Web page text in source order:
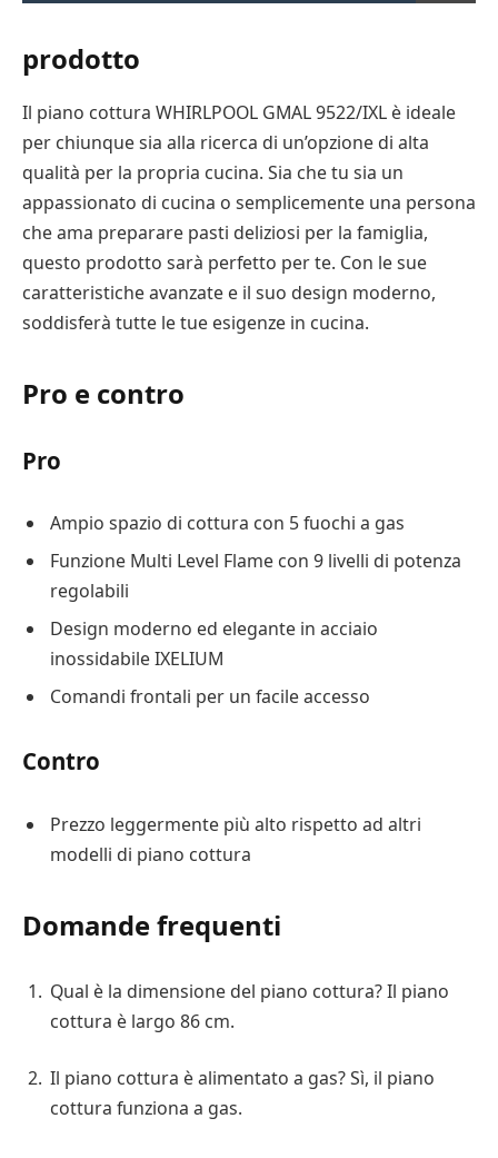
prodotto
Il piano cottura WHIRLPOOL GMAL 9522/IXL è ideale
per chiunque sia alla ricerca di un’opzione di alta
qualità per la propria cucina. Sia che tu sia un
appassionato di cucina o semplicemente una persona
che ama preparare pasti deliziosi per la famiglia,
questo prodotto sarà perfetto per te. Con le sue
caratteristiche avanzate e il suo design moderno,
soddisferà tutte le tue esigenze in cucina.
Pro e contro
Pro
Ampio spazio di cottura con 5 fuochi a gas
Funzione Multi Level Flame con 9 livelli di potenza
regolabili
Design moderno ed elegante in acciaio
inossidabile IXELIUM
Comandi frontali per un facile accesso
Contro
Prezzo leggermente più alto rispetto ad altri
modelli di piano cottura
Domande frequenti
Qual è la dimensione del piano cottura? Il piano
cottura è largo 86 cm.
Il piano cottura è alimentato a gas? Sì, il piano
cottura funziona a gas.